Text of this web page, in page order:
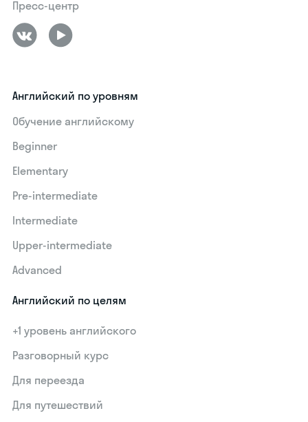
Пресс-центр
Английский по уровням
Обучение английскому
Beginner
Elementary
Pre-intermediate
Intermediate
Upper-intermediate
Advanced
Английский по целям
+1 уровень английского
Разговорный курс
Для переезда
Для путешествий